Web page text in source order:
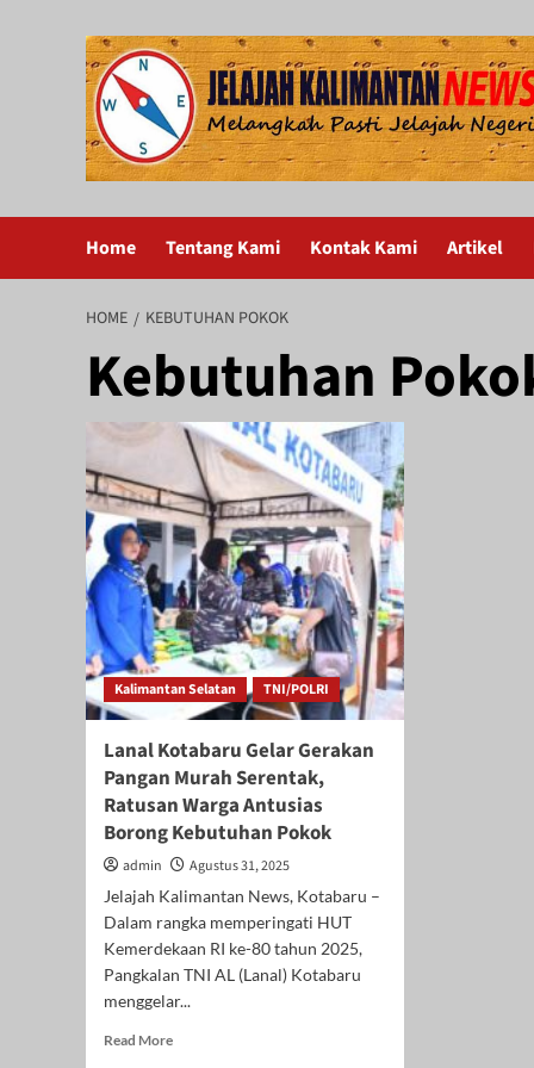
Home Tentang Kami Kontak Kami Artikel
HOME KEBUTUHAN POKOK
Kebutuhan
Kalimantan Selatan TNI/POLRI
Lanal Kotabaru Gelar Gerakan
Pangan Murah Serentak,
Ratusan Warga Antusias
Borong Kebutuhan Pokok
admin
Agustus 31, 2025
Jelajah Kalimantan News, Kotabaru –
Dalam rangka memperingati HUT
Kemerdekaan RI ke-80 tahun 2025,
Pangkalan TNI AL (Lanal) Kotabaru
menggelar...
Read MoreRead